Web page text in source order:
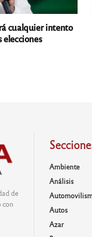
cualquier intento
elecciones
de
con
Ambiente
Análisis
Autos
Azar